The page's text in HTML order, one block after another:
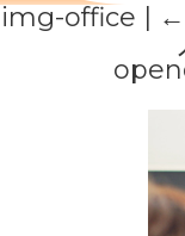
img-office ←